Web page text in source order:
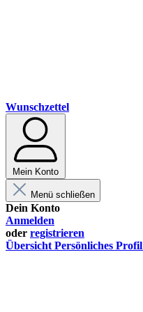
Wunschzettel
Mein Konto
Menü schließen
Dein Konto
Anmelden
oder registrieren
Übersicht Persönliches Profil